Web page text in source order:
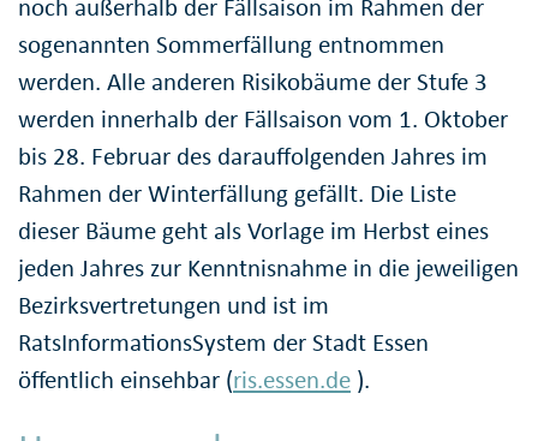
noch außerhalb der Fällsaison im Rahmen der
sogenannten Sommerfällung entnommen
werden. Alle anderen Risikobäume der Stufe 3
werden innerhalb der Fällsaison vom 1. Oktober
bis 28. Februar des darauffolgenden Jahres im
Rahmen der Winterfällung gefällt. Die Liste
dieser Bäume geht als Vorlage im Herbst eines
jeden Jahres zur Kenntnisnahme in die jeweiligen
Bezirksvertretungen und ist im
RatsInformationsSystem der Stadt Essen
öffentlich einsehbar (ris.essen.de ).